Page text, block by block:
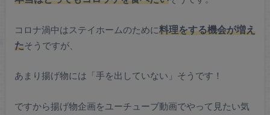
コロナ渦中はステイホームのために料理をする機会が増え
たそうですが、
あまり揚げ物には「手を出していない」そうです！
ですから揚げ物企画をユーチューブ動画でやって見たい気